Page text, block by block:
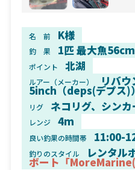
名 前 K様
釣 果 1匹 最大魚56cm
ポイント 北湖
ルアー（メーカー） リバ
5inch（deps(デプス)）
リグ ネコリグ、シン
レンジ 4m
良い釣果の時間帯 11:00-
釣りのスタイル レンタル
ボート「